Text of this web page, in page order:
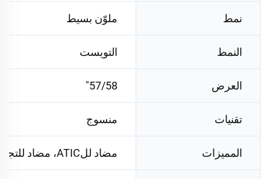
نمط ملوّن بسيط
النمط التويست
العرض 57/58"
تقنيات منسوج
المميزات مضاد للATIC، مضاد للتجعد، مقاوم للتجعد، قابل للتنفس